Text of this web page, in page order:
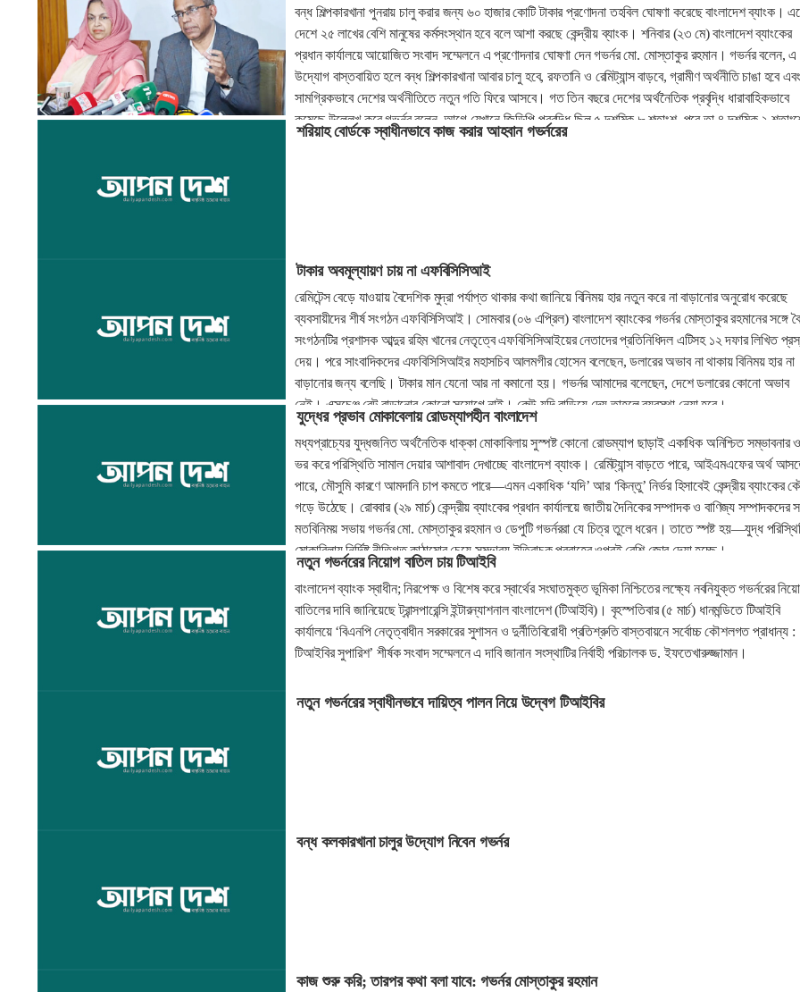
বন্ধ শিল্পকারখানা পুনরায় চালু করার জন্য ৬০ হাজার কোটি টাকার প্রণোদনা তহবিল ঘোষণা করেছে বাংলাদেশ ব্যাংক।
দেশে ২৫ লাখের বেশি মানুষের কর্মসংস্থান হবে বলে আশা করছে কেন্দ্রীয় ব্যাংক। শনিবার (২৩ মে) বাংলাদেশ ব্যাংকের
প্রধান কার্যালয়ে আয়োজিত সংবাদ সম্মেলনে এ প্রণোদনার ঘোষণা দেন গভর্নর মো. মোস্তাকুর রহমান। গভর্নর বলেন, এ
উদ্যোগ বাস্তবায়িত হলে বন্ধ শিল্পকারখানা আবার চালু হবে, রফতানি ও রেমিট্যান্স বাড়বে, গ্রামীণ অর্থনীতি চাঙা হবে এবং
সামগ্রিকভাবে দেশের অর্থনীতিতে নতুন গতি ফিরে আসবে। গত তিন বছরে দেশের অর্থনৈতিক প্রবৃদ্ধি ধারাবাহিকভাবে
কমেছে উল্লেখ করে গভর্নর বলেন, আগে যেখানে জিডিপি প্রবৃদ্ধি ছিল ৫ দশমিক ৮ শতাংশ, পরে তা ৪ দশমিক ২
নেমে আসে। বর্তমানে প্রবৃদ্ধি ৩ দশমিক ৭ শতাংশে দাঁড়াতে পারে বলে ধারণা করা হচ্ছে। একই সঙ্গে গার্মেন্টস, টেক্সটাইল,
শরিয়াহ বোর্ডকে স্বাধীনভাবে কাজ করার আহবান গভর্নরের
টাকার অবমূল্যায়ণ চায় না এফবিসিসিআই
রেমিটেন্স বেড়ে যাওয়ায় বৈদেশিক মুদ্রা পর্যাপ্ত থাকার কথা জানিয়ে বিনিময় হার নতুন করে না বাড়ানোর অনুরোধ করেছে
ব্যবসায়ীদের শীর্ষ সংগঠন এফবিসিসিআই। সোমবার (০৬ এপ্রিল) বাংলাদেশ ব্যাংকের গভর্নর মোস্তাকুর রহমানের সঙ্গে
সংগঠনটির প্রশাসক আব্দুর রহিম খানের নেতৃত্বে এফবিসিসিআইয়ের নেতাদের প্রতিনিধিদল এটিসহ ১২ দফার লিখিত
দেয়। পরে সাংবাদিকদের এফবিসিসিআইর মহাসচিব আলমগীর হোসেন বলেছেন, ডলারের অভাব না থাকায় বিনিময় হার না
বাড়ানোর জন্য বলেছি। টাকার মান যেনো আর না কমানো হয়। গভর্নর আমাদের বলেছেন, দেশে ডলারের কোনো অভাব
নেই। এক্সচেঞ্জ রেট বাড়ানোর কোনো সুযোগে নাই। কেউ যদি বাড়িয়ে দেয় তাহলে ব্যবস্থা নেয়া হবে।
যুদ্ধের প্রভাব মোকাবেলায় রোডম্যাপহীন বাংলাদেশ
মধ্যপ্রাচ্যের যুদ্ধজনিত অর্থনৈতিক ধাক্কা মোকাবিলায় সুস্পষ্ট কোনো রোডম্যাপ ছাড়াই একাধিক অনিশ্চিত সম্ভাবনার
ভর করে পরিস্থিতি সামাল দেয়ার আশাবাদ দেখাচ্ছে বাংলাদেশ ব্যাংক। রেমিট্যান্স বাড়তে পারে, আইএমএফের অর্থ
পারে, মৌসুমি কারণে আমদানি চাপ কমতে পারে—এমন একাধিক ‘যদি’ আর ‘কিন্তু’ নির্ভর হিসাবেই কেন্দ্রীয় ব্যাংকের
গড়ে উঠেছে। রোববার (২৯ মার্চ) কেন্দ্রীয় ব্যাংকের প্রধান কার্যালয়ে জাতীয় দৈনিকের সম্পাদক ও বাণিজ্য সম্পাদকদের
মতবিনিময় সভায় গভর্নর মো. মোস্তাকুর রহমান ও ডেপুটি গভর্নররা যে চিত্র তুলে ধরেন। তাতে স্পষ্ট হয়—যুদ্ধ
মোকাবিলায় নির্দিষ্ট নীতিগত কাঠামোর চেয়ে সম্ভাব্য ইতিবাচক প্রবাহের ওপরই বেশি জোর দেয়া হচ্ছে।
নতুন গভর্নরের নিয়োগ বাতিল চায় টিআইবি
বাংলাদেশ ব্যাংক স্বাধীন; নিরপেক্ষ ও বিশেষ করে স্বার্থের সংঘাতমুক্ত ভূমিকা নিশ্চিতের লক্ষ্যে নবনিযুক্ত গভর্নরের
বাতিলের দাবি জানিয়েছে ট্রান্সপারেন্সি ইন্টারন্যাশনাল বাংলাদেশ (টিআইবি)। বৃহস্পতিবার (৫ মার্চ) ধানমন্ডিতে টিআইবি
কার্যালয়ে ‘বিএনপি নেতৃত্বাধীন সরকারের সুশাসন ও দুর্নীতিবিরোধী প্রতিশ্রুতি বাস্তবায়নে সর্বোচ্চ কৌশলগত প্রাধান্য :
টিআইবির সুপারিশ’ শীর্ষক সংবাদ সম্মেলনে এ দাবি জানান সংস্থাটির নির্বাহী পরিচালক ড. ইফতেখারুজ্জামান।
নতুন গভর্নরের স্বাধীনভাবে দায়িত্ব পালন নিয়ে উদ্বেগ টিআইবির
বন্ধ কলকারখানা চালুর উদ্যোগ নিবেন গভর্নর
কাজ শুরু করি; তারপর কথা বলা যাবে: গভর্নর মোস্তাকুর রহমান